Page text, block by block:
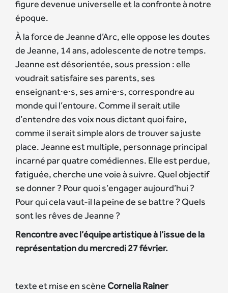
figure devenue universelle et la confronte à notre
époque.
À la force de Jeanne d’Arc, elle oppose les doutes
de Jeanne, 14 ans, adolescente de notre temps.
Jeanne est désorientée, sous pression : elle
voudrait satisfaire ses parents, ses
enseignant·e·s, ses ami·e·s, correspondre au
monde qui l’entoure. Comme il serait utile
d’entendre des voix nous dictant quoi faire,
comme il serait simple alors de trouver sa juste
place. Jeanne est multiple, personnage principal
incarné par quatre comédiennes. Elle est perdue,
fatiguée, cherche une voie à suivre. Quel objectif
se donner ? Pour quoi s’engager aujourd’hui ?
Pour qui cela vaut-il la peine de se battre ? Quels
sont les rêves de Jeanne ?
Rencontre avec l’équipe artistique à l’issue de la
représentation du mercredi 27 février.
texte et mise en scèneCornelia Rainer